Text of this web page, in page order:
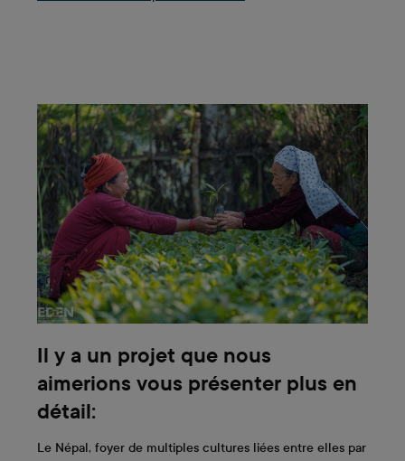
Il y a un projet que nous
aimerions vous présenter plus en
détail:
Le Népal, foyer de multiples cultures liées entre elles par